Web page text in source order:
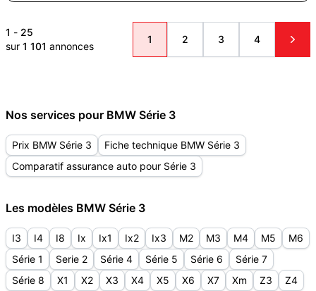
1 - 25
sur 1 101 annonces
1 2 3 4
Nos services pour BMW Série 3
Prix BMW Série 3
Fiche technique BMW Série 3
Comparatif assurance auto pour Série 3
Les modèles BMW Série 3
I3 I4 I8 Ix Ix1 Ix2 Ix3 M2 M3 M4 M5
M6
Série 1
Serie 2 Série 4 Série 5 Série 6
Série 7
Série 8
X1 X2 X3 X4 X5 X6 X7 Xm Z3 Z4